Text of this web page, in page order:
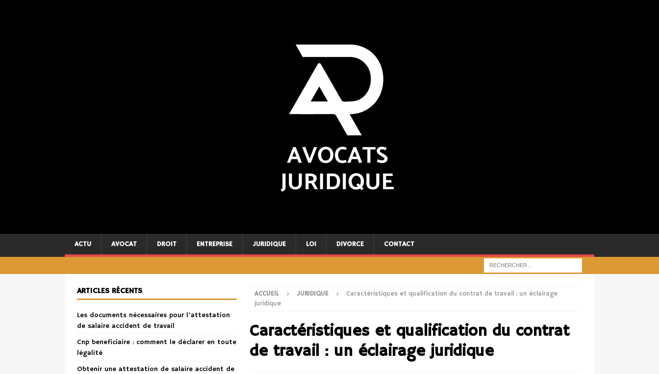
ACTU AVOCAT DROIT ENTREPRISE JURIDIQUE LOI DIVORCE CONTACT
ACCUEIL JURIDIQUE
Caractéristiques et qualification du contrat de travail : un éclairage
juridique
Caractéristiques et qualification du contrat
de travail : un éclairage juridique
ARTICLES RÉCENTS
Les documents nécessaires pour l’attestation
de salaire accident de travail
Cnp beneficiaire : comment le déclarer en toute
légalité
Obtenir une attestation de salaire accident de